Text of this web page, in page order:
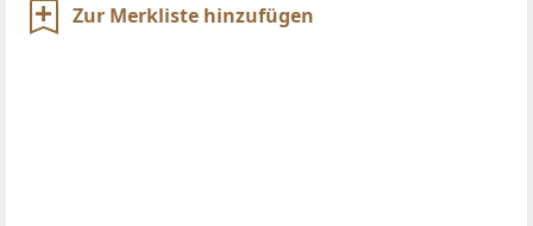
Zur Merkliste hinzufügen